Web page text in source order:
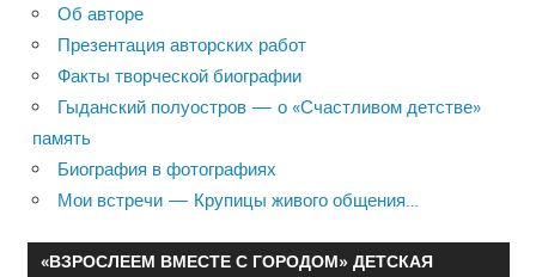
Об авторе
Презентация авторских работ
Факты творческой биографии
Гыданский полуостров — о «Счастливом детстве»
память
Биография в фотографиях
Мои встречи — Крупицы живого общения…
«ВЗРОСЛЕЕМ ВМЕСТЕ С ГОРОДОМ» ДЕТСКАЯ